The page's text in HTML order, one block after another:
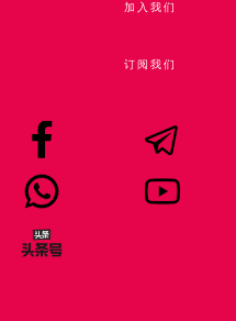
加入我们
订阅我们